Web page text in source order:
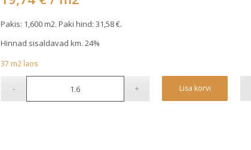
Pakis: 1,600 m2. Paki hind: 31,58€.
Hinnad sisaldavad km. 24%
37 m2laos
Lisa korvi